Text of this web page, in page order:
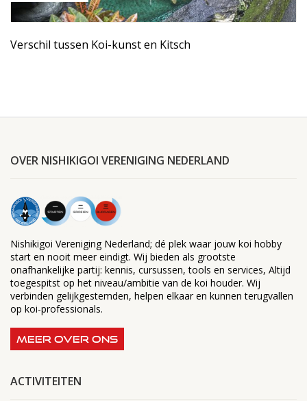
Verschil tussen Koi-kunst en Kitsch
OVER NISHIKIGOI VERENIGING NEDERLAND
Nishikigoi Vereniging Nederland; dé plek waar jouw koi hobby
start en nooit meer eindigt. Wij bieden als grootste
onafhankelijke partij: kennis, cursussen, tools en services, Altijd
toegespitst op het niveau/ambitie van de koi houder. Wij
verbinden gelijkgestemden, helpen elkaar en kunnen terugvallen
op koi-professionals.
MEER OVER ONS
ACTIVITEITEN